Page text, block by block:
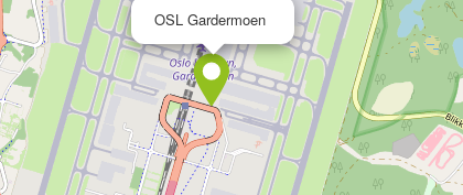
OSL Gardermoen